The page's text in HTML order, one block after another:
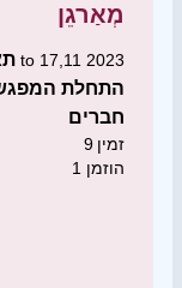
מְאַרגֵן
17,11 2023 to 17,11 2023
התחלת
חברים
9 זמין
1 הוזמן